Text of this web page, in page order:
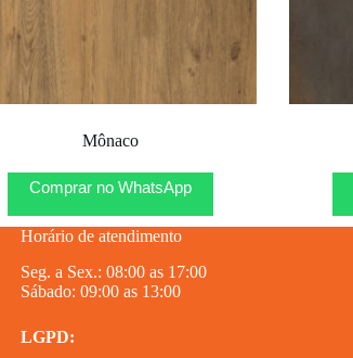
Mônaco
Comprar no WhatsApp
Horário de atendimento
Seg. a Sex.: 08:00 as 17:00
Sábado: 09:00 as 13:00
LGPD: